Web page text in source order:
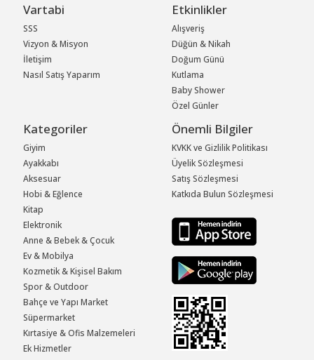
Vartabi
SSS
Vizyon & Misyon
İletişim
Nasıl Satış Yaparım
Etkinlikler
Alışveriş
Düğün & Nikah
Doğum Günü
Kutlama
Baby Shower
Özel Günler
Kategoriler
Giyim
Ayakkabı
Aksesuar
Hobi & Eğlence
Kitap
Elektronik
Anne & Bebek & Çocuk
Ev & Mobilya
Kozmetik & Kişisel Bakım
Spor & Outdoor
Bahçe ve Yapı Market
Süpermarket
Kırtasiye & Ofis Malzemeleri
Ek Hizmetler
Önemli Bilgiler
KVKK ve Gizlilik Politikası
Üyelik Sözleşmesi
Satış Sözleşmesi
Katkıda Bulun Sözleşmesi